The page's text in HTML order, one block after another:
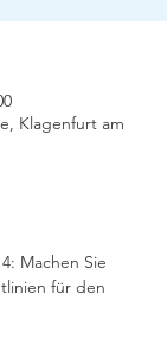
Klagenfurt am
Machen Sie
für den